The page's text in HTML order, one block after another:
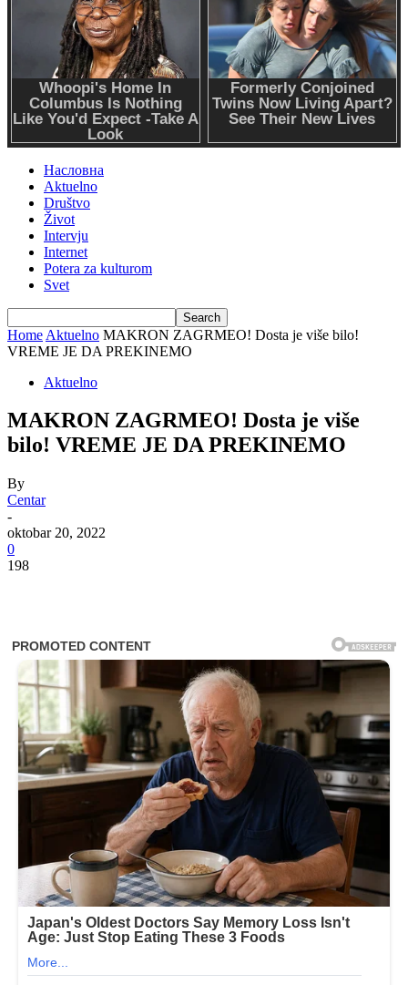
Насловна
Aktuelno
Društvo
Život
Intervju
Internet
Potera za kulturom
Svet
Home Aktuelno MAKRON ZAGRMEO! Dosta je više bilo!
VREME JE DA PREKINEMO
Aktuelno
MAKRON ZAGRMEO! Dosta je više
bilo! VREME JE DA PREKINEMO
By
Centar
-
oktobar 20, 2022
0
198